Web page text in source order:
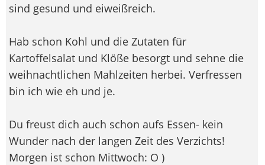
sind gesund und eiweißreich.
Hab schon Kohl und die Zutaten für
Kartoffelsalat und Klöße besorgt und sehne die
weihnachtlichen Mahlzeiten herbei. Verfressen
bin ich wie eh und je.
Du freust dich auch schon aufs Essen- kein
Wunder nach der langen Zeit des Verzichts!
Morgen ist schon Mittwoch: O )